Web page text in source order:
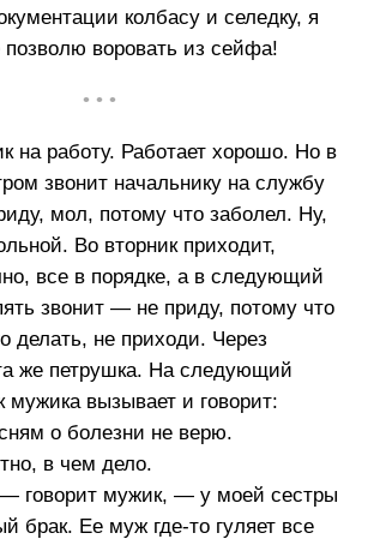
колбасу и селедку, я
воровать из сейфа!
• • •
на работу. Работает хорошо. Но в
звонит начальнику на службу
мол, потому что заболел. Ну,
Во вторник приходит,
все в порядке, а в следующий
звонит — не приду, потому что
делать, не приходи. Через
же петрушка. На следующий
мужика вызывает и говорит:
о болезни не верю.
в чем дело.
говорит мужик, — у моей сестры
брак. Ее муж где-то гуляет все